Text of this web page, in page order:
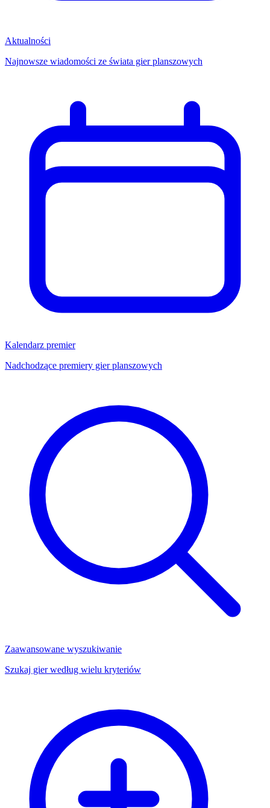
Aktualności
Najnowsze wiadomości ze świata gier planszowych
Kalendarz premier
Nadchodzące premiery gier planszowych
Zaawansowane wyszukiwanie
Szukaj gier według wielu kryteriów